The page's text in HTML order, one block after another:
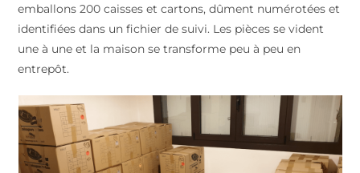
emballons 200 caisses et cartons, dûment numérotées et
identifiées dans un fichier de suivi. Les pièces se vident
une à une et la maison se transforme peu à peu en
entrepôt.